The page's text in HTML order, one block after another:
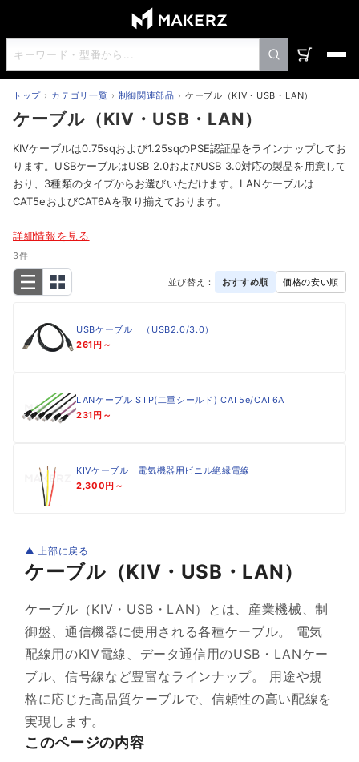
トップ カテゴリ一覧 制御関連部品 ケーブル（KIV・USB・LAN）
ケーブル（KIV・USB・LAN）
KIVケーブルは0.75sqおよび1.25sqのPSE認証品をラインナップしてお
ります。USBケーブルはUSB 2.0およびUSB 3.0対応の製品を用意して
おり、3種類のタイプからお選びいただけます。LANケーブルは
CAT5eおよびCAT6Aを取り揃えております。
詳細情報を見る
3件
並び替え： おすすめ順 価格の安い順
USBケーブル （USB2.0/3.0）
261円～
LANケーブル STP(二重シールド) CAT5e/CAT6A
231円～
KIVケーブル 電気機器用ビニル絶縁電線
2,300円～
▲ 上部に戻る
ケーブル（KIV・USB・LAN）
ケーブル（KIV・USB・LAN）とは、産業機械、制
御盤、通信機器に使用される各種ケーブル。 電気
配線用のKIV電線、データ通信用のUSB・LANケー
ブル、信号線など豊富なラインナップ。 用途や規
格に応じた高品質ケーブルで、信頼性の高い配線を
実現します。
このページの内容